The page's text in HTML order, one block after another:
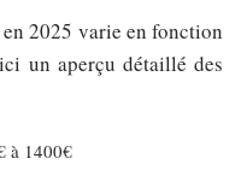
2025 varie en fonction
un aperçu détaillé des
à 1400€